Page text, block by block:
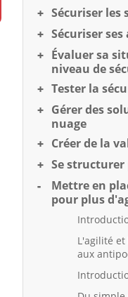
Sécuriser
Sécuriser
Évaluer sa
niveau de
Tester la
Gérer des
nuage
Créer de la
Se structurer
Mettre en
pour plus
L'agilité
aux